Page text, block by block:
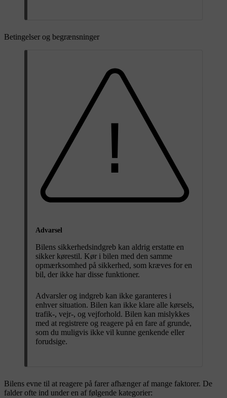
Betingelser og begrænsninger
Advarsel
Bilens sikkerhedsindgreb kan aldrig erstatte en
sikker kørestil. Kør i bilen med den samme
opmærksomhed på sikkerhed, som kræves for en
bil, der ikke har disse funktioner.
Advarsler og indgreb kan ikke garanteres i
enhver situation. Bilen kan ikke klare alle kørsels,
trafik-, vejr-, og vejforhold. Bilen kan mislykkes
med at registrere og reagere på en fare af grunde,
som du muligvis ikke vil kunne genkende eller
forudsige.
Bilens evne til at reagere på farer afhænger af mange faktorer. De
falder ofte ind under en af følgende kategorier: